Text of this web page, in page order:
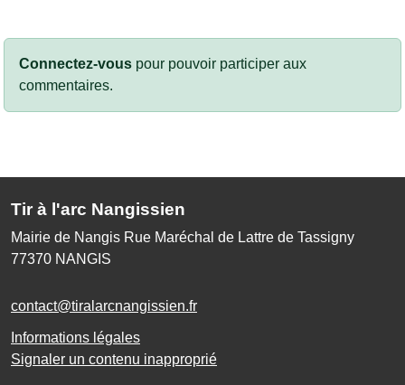
Connectez-vous pour pouvoir participer aux
commentaires.
Tir à l'arc Nangissien
Mairie de Nangis Rue Maréchal de Lattre de Tassigny
77370 NANGIS
contact@tiralarcnangissien.fr
Informations légales
Signaler un contenu inapproprié